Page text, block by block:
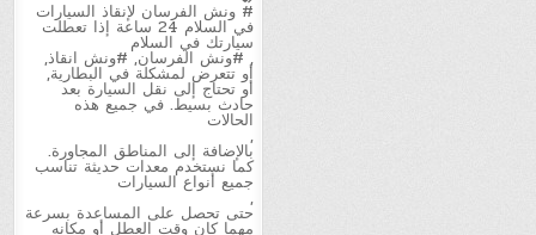
ساعة
# ونش الفرسان لإنقاذ السيارات
في السلام 24 ساعة إذا تعطلت
سيارتك في السلام
, #ونش الفرسان, #ونش انقاذ,
أو تتعرض لمشكلة في البطارية,
أو تحتاج إلى نقل السيارة بعد
حادث بسيط. في جميع هذه
الحالات
,
بالإضافة إلى المناطق المجاورة.
كما نستخدم معدات حديثة تناسب
جميع أنواع السيارات
,
حتى تحصل على المساعدة بسرعة
مهما كان وقت العطل أو مكانه